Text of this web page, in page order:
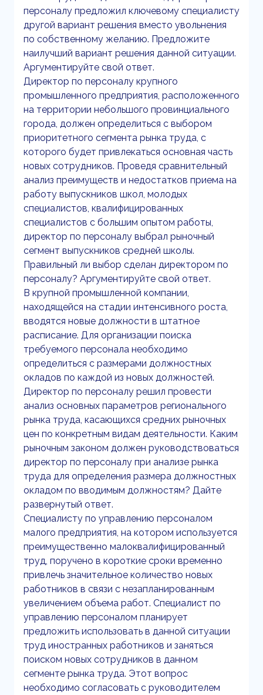
персоналу предложил ключевому специалисту
другой вариант решения вместо увольнения
по собственному желанию. Предложите
наилучший вариант решения данной ситуации.
Аргументируйте свой ответ.
Директор по персоналу крупного
промышленного предприятия, расположенного
на территории небольшого провинциального
города, должен определиться с выбором
приоритетного сегмента рынка труда, с
которого будет привлекаться основная часть
новых сотрудников. Проведя сравнительный
анализ преимуществ и недостатков приема на
работу выпускников школ, молодых
специалистов, квалифицированных
специалистов с большим опытом работы,
директор по персоналу выбрал рыночный
сегмент выпускников средней школы.
Правильный ли выбор сделан директором по
персоналу? Аргументируйте свой ответ.
В крупной промышленной компании,
находящейся на стадии интенсивного роста,
вводятся новые должности в штатное
расписание. Для организации поиска
требуемого персонала необходимо
определиться с размерами должностных
окладов по каждой из новых должностей.
Директор по персоналу решил провести
анализ основных параметров регионального
рынка труда, касающихся средних рыночных
цен по конкретным видам деятельности. Каким
рыночным законом должен руководствоваться
директор по персоналу при анализе рынка
труда для определения размера должностных
окладом по вводимым должностям? Дайте
развернутый ответ.
Специалисту по управлению персоналом
малого предприятия, на котором используется
преимущественно малоквалифицированный
труд, поручено в короткие сроки временно
привлечь значительное количество новых
работников в связи с незапланированным
увеличением объема работ. Специалист по
управлению персоналом планирует
предложить использовать в данной ситуации
труд иностранных работников и заняться
поиском новых сотрудников в данном
сегменте рынка труда. Этот вопрос
необходимо согласовать с руководителем